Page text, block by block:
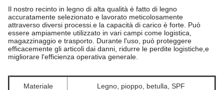
Il nostro recinto in legno di alta qualità è fatto di legno
accuratamente selezionato e lavorato meticolosamente
attraverso diversi processi.e la capacità di carico è forte. Può
essere ampiamente utilizzato in vari campi come logistica,
magazzinaggio e trasporto. Durante l'uso, può proteggere
efficacemente gli articoli dai danni, ridurre le perdite logistiche,e
migliorare l'efficienza operativa generale.
Materiale Legno, pioppo, betulla, SPF